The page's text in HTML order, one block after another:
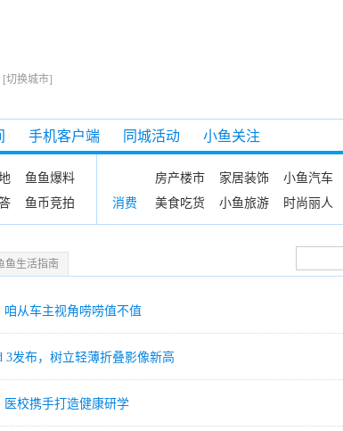
[切换城市]
手机客户端 同城活动 小鱼关注
鱼鱼爆料
鱼币竞拍 消费
房产楼市 家居装饰 小鱼汽车
美食吃货
小鱼旅游 时尚丽人
鱼生活指南
咱从车主视角唠唠值不值
3发布，树立轻薄折叠影像新高
校携手打造健康研学